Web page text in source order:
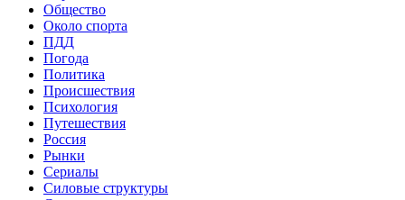
Общество
Около спорта
ПДД
Погода
Политика
Происшествия
Психология
Путешествия
Россия
Рынки
Сериалы
Силовые структуры